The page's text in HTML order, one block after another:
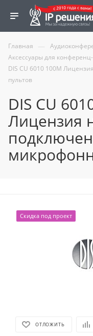
Главная —
Аксессуары для
DIS CU 6010 100M
пультов
DIS CU
Лицензия
Скидка под проект
ОТЛОЖИТЬ